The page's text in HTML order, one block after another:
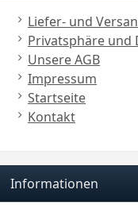
Liefer- und
Privatsphäre und
Unsere AGB
Impressum
Startseite
Kontakt
Informationen